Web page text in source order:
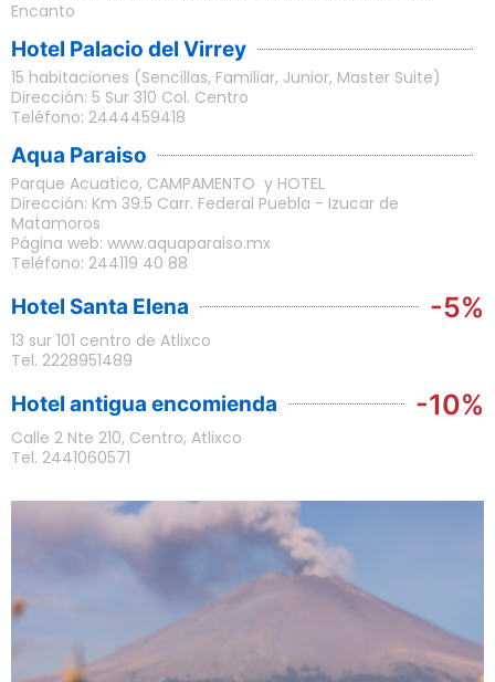
Encanto
Hotel Palacio del Virrey
15 habitaciones (Sencillas, Familiar, Junior, Master Suite)
Dirección: 5 Sur 310 Col. Centro
Teléfono: 2444459418
Aqua Paraiso
Parque Acuatico, CAMPAMENTO y HOTEL
Dirección: Km 39.5 Carr. Federal Puebla - Izucar de
Matamoros
Página web: www.aquaparaiso.mx
Teléfono: 244119 40 88
Hotel Santa Elena -5%
13 sur 101 centro de Atlixco
Tel. 2228951489
Hotel antigua encomienda -10%
Calle 2 Nte 210, Centro, Atlixco
Tel. 2441060571